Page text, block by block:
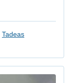
Tadeas